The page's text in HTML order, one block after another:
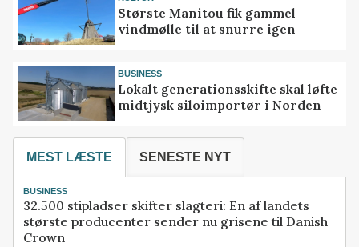
Største Manitou fik gammel
vindmølle til at snurre igen
BUSINESS
Lokalt generationsskifte skal løfte
midtjysk siloimportør i Norden
MEST LÆSTE SENESTE NYT
BUSINESS
32.500 stipladser skifter slagteri: En af landets
største producenter sender nu grisene til Danish
Crown